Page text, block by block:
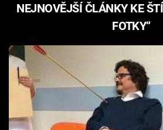
Filmy
Seriály
Hry
NEJNOVĚJŠÍ ČLÁNKY KE
FOTKY“